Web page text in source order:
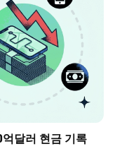
달러 현금 기록